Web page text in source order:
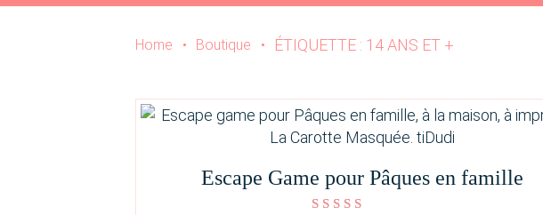
Home • Boutique • ÉTIQUETTE : 14 ANS ET +
Escape Game pour Pâques en famille